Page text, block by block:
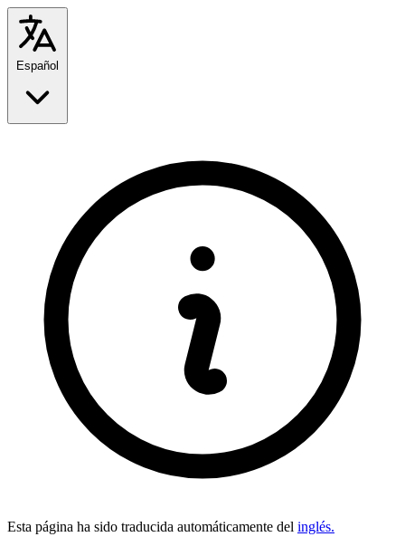
Esta pági­na ha sido tra­duci­da automáti­ca­mente del inglés.